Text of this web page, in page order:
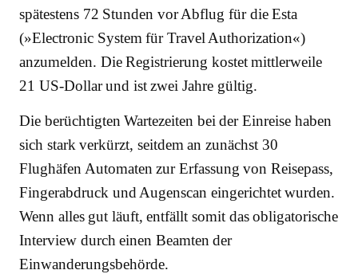
spätestens 72 Stunden vor Abflug für die Esta
(»Electronic System für Travel Authorization«)
anzumelden. Die Registrierung kostet mittlerweile
21 US-Dollar und ist zwei Jahre gültig.
Die berüchtigten Wartezeiten bei der Einreise haben
sich stark verkürzt, seitdem an zunächst 30
Flughäfen Automaten zur Erfassung von Reisepass,
Fingerabdruck und Augenscan eingerichtet wurden.
Wenn alles gut läuft, entfällt somit das obligatorische
Interview durch einen Beamten der
Einwanderungsbehörde.